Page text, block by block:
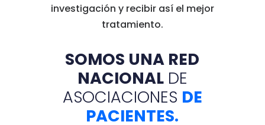
investigación y recibir así el mejor
tratamiento.
SOMOS UNA RED
NACIONALDE
ASOCIACIONES DE
PACIENTES.